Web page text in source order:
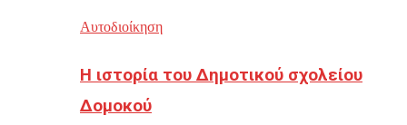
Αυτοδιοίκηση
Η ιστορία του Δημοτικού σχολείου
Δομοκού